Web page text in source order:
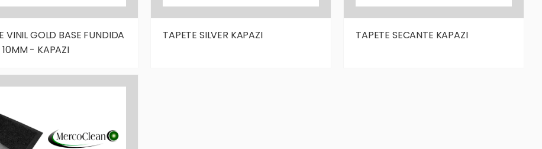
VINIL GOLD BASE FUNDIDA
10MM - KAPAZI
TAPETE SILVER KAPAZI TAPETE SECANTE KAPAZI